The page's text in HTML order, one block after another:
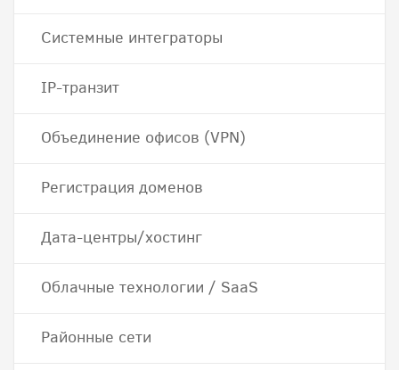
Системные интеграторы
IP-транзит
Объединение офисов (VPN)
Регистрация доменов
Дата-центры/хостинг
Облачные технологии / SaaS
Районные сети